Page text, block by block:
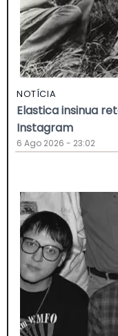
NOTÍCIA
Elastica insinua
Instagram
6 Ago 2026 - 23:02